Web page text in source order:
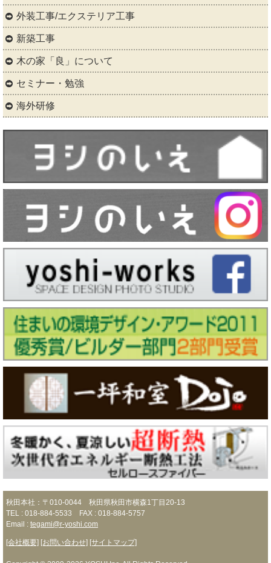
外装工事/エクステリア工事
新築工事
木の家「良」について
セミナー・勉強
海外研修
秋田本社：〒010-0044 秋田県秋田市横森1丁目20-13
TEL : 018-884-5533 FAX : 018-884-5757
Email : tegami@r-yoshi.com
[会社概要] [お問い合わせ] [サイトマップ]